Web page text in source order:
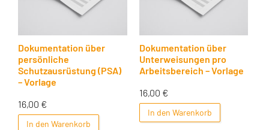
Dokumentation über
persönliche
Schutzausrüstung (PSA)
– Vorlage
16,00 €
In den Warenkorb
Dokumentation über
Unterweisungen pro
Arbeitsbereich – Vorlage
16,00 €
In den Warenkorb